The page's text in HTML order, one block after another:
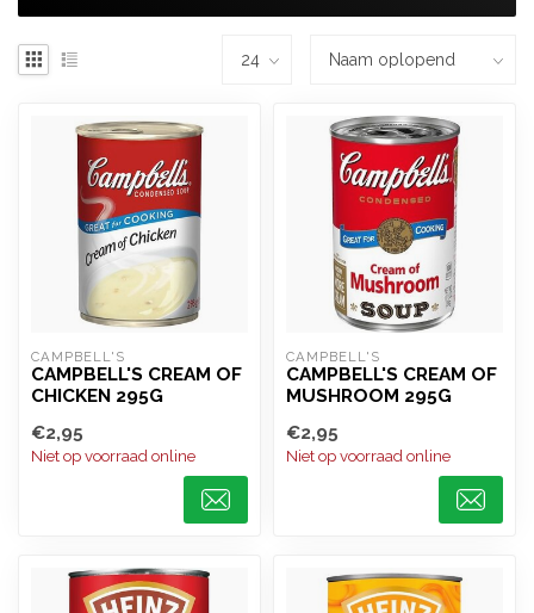
CAMPBELL'S
CAMPBELL'S CREAM OF
CHICKEN 295G
€2,95
Niet op voorraad online
CAMPBELL'S
CAMPBELL'S CREAM OF
MUSHROOM 295G
€2,95
Niet op voorraad online